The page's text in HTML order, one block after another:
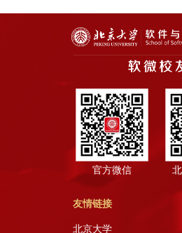
友情链接
北京大学
官方微信